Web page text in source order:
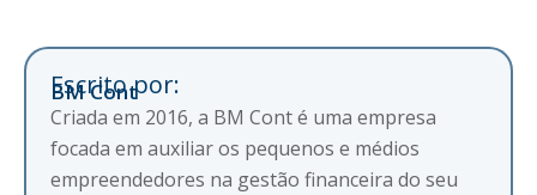
Escrito por:
BM Cont
Criada em 2016, a BM Cont é uma empresa
focada em auxiliar os pequenos e médios
empreendedores na gestão financeira do seu